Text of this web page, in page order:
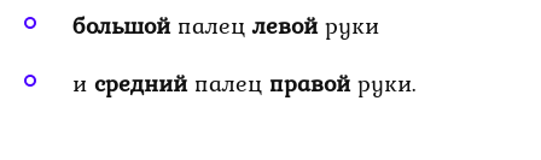
большойпалецлевойруки
и среднийпалец правойруки.